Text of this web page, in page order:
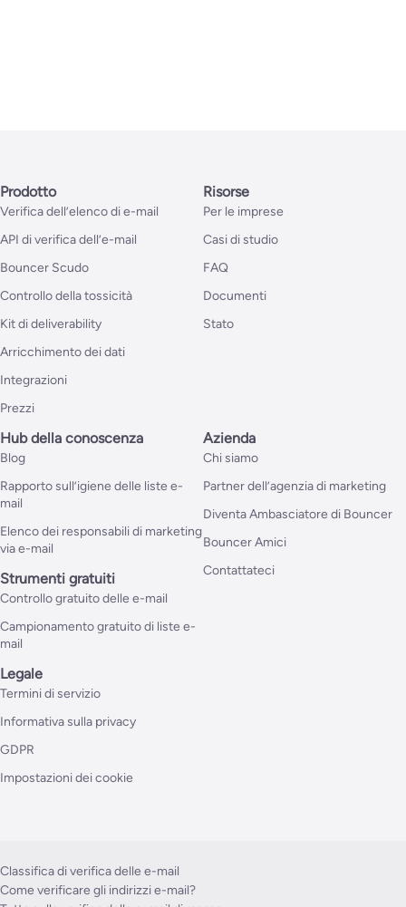
Prodotto
Verifica dell’elenco di e-mail
API di verifica dell’e-mail
Bouncer Scudo
Controllo della tossicità
Kit di deliverability
Arricchimento dei dati
Integrazioni
Prezzi
Risorse
Per le imprese
Casi di studio
FAQ
Documenti
Stato
Hub della conoscenza
Blog
Rapporto sull’igiene delle liste e-
mail
Elenco dei responsabili di marketing
via e-mail
Strumenti gratuiti
Controllo gratuito delle e-mail
Campionamento gratuito di liste e-
mail
Azienda
Chi siamo
Partner dell’agenzia di marketing
Diventa Ambasciatore di Bouncer
Bouncer Amici
Contattateci
Legale
Termini di servizio
Informativa sulla privacy
GDPR
Impostazioni dei cookie
Classifica di verifica delle e-mail
Come verificare gli indirizzi e-mail?